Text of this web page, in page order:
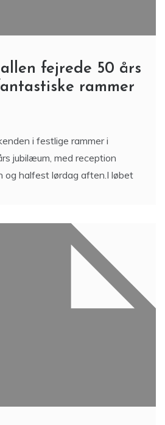
fejrede 50 års
rammer
i festlige rammer i
jubilæum, med reception
og halfest lørdag aften.I løbet